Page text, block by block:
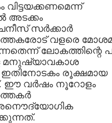
അടക്കം
സര്‍ക്കാര്‍
വളരെ
ലോകത്തിന്റെ
മനുഷ്യാവകാശ
ഇതിനോടകം രൂക്ഷമായ
ഈ വര്‍ഷം നൂറോളം
അനൌദ്യോഗിക